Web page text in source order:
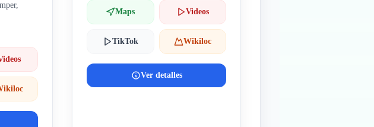
Maps Videos
TikTok Wikiloc
Ver detalles